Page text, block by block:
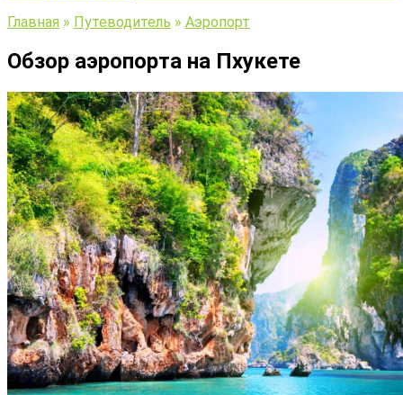
Главная » Путеводитель » Аэропорт
Обзор аэропорта на Пхукете